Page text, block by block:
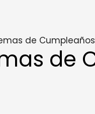
de
de